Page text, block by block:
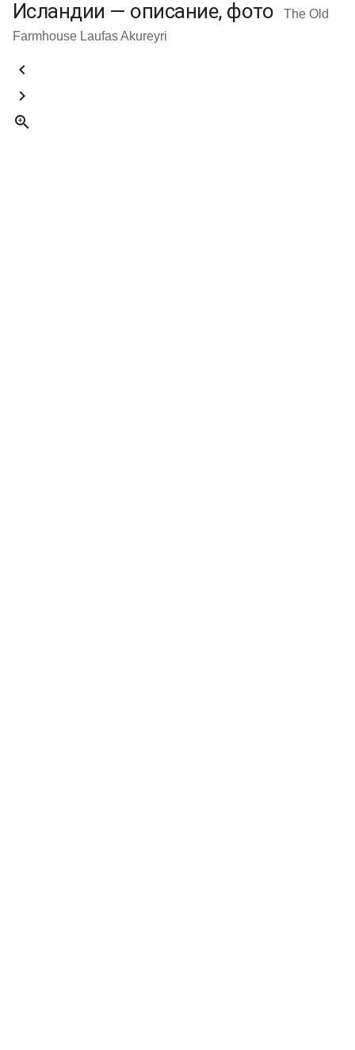
Исландии — описание, фото
The Old
Farmhouse Laufas Akureyri


